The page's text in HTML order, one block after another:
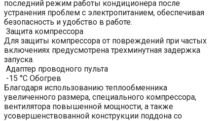
последний режим работы кондиционера после
устранения проблем с электропитанием, обеспечивая
безопасность и удобство в работе.
Защита компрессора
Для защиты компрессора от повреждений при частых
включениях предусмотрена трехминутная задержка
запуска.
Адаптер проводного пульта
-15 °C Обогрев
Благодаря использованию теплообменника
увеличенного размера, специального компрессора,
вентилятора повышенной мощности, а также
усовершенствованной конструкции поддона со